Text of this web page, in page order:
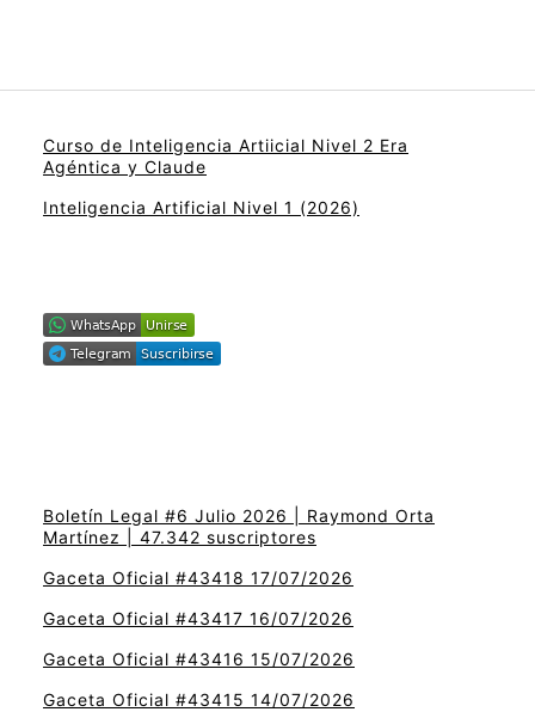
Curso de Inteligencia Artiicial Nivel 2 Era
Agéntica y Claude
Inteligencia Artificial Nivel 1 (2026)
Boletín Legal #6 Julio 2026 | Raymond Orta
Martínez | 47.342 suscriptores
Gaceta Oficial #43418 17/07/2026
Gaceta Oficial #43417 16/07/2026
Gaceta Oficial #43416 15/07/2026
Gaceta Oficial #43415 14/07/2026